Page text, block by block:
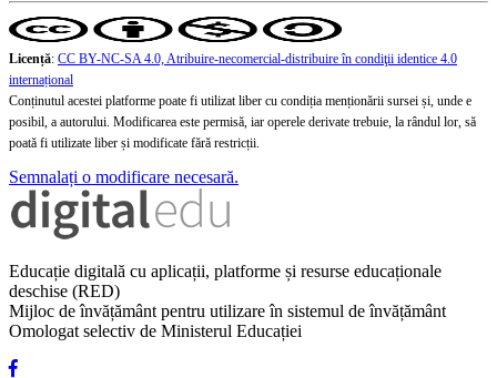
Licență: CC BY-NC-SA 4.0, Atribuire-necomercial-distribuire în condiţii identice 4.0
internațional
Conținutul acestei platforme poate fi utilizat liber cu condiția menționării sursei și, unde e
posibil, a autorului. Modificarea este permisă, iar operele derivate trebuie, la rândul lor, să
poată fi utilizate liber și modificate fără restricții.
Semnalați o modificare necesară.
Educație digitală cu aplicații, platforme și resurse educaționale
deschise (RED)
Mijloc de învățământ pentru utilizare în sistemul de învățământ
Omologat selectiv de Ministerul Educației